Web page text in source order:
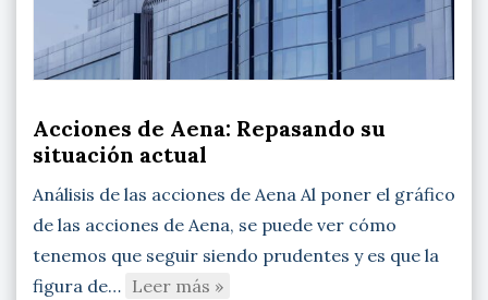
Acciones de Aena: Repasando su
situación actual
Análisis de las acciones de Aena Al poner el gráfico
de las acciones de Aena, se puede ver cómo
tenemos que seguir siendo prudentes y es que la
figura de… Leer más »